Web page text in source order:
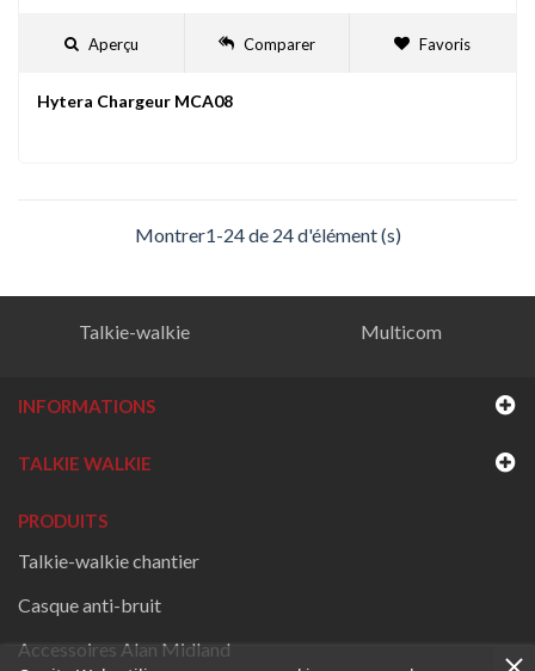
Aperçu Comparer Favoris
Hytera Chargeur MCA08
Montrer1-24 de 24 d'élément (s)
Talkie-walkie Multicom
INFORMATIONS
TALKIE WALKIE
PRODUITS
Talkie-walkie chantier
Casque anti-bruit
Accessoires Alan Midland